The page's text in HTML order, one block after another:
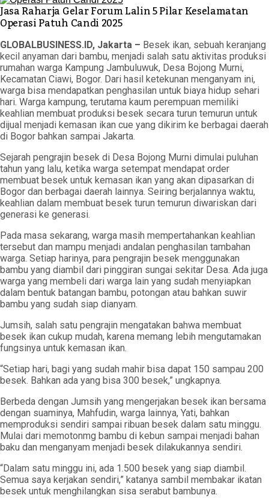
Jasa Raharja Gelar Forum Lalin 5 Pilar Keselamatan
Operasi Patuh Candi 2025
GLOBALBUSINESS.ID, Jakarta – Besek ikan, sebuah keranjang
kecil anyaman dari bambu, menjadi salah satu aktivitas produksi
rumahan warga Kampung Jambuluwuk, Desa Bojong Murni,
Kecamatan Ciawi, Bogor. Dari hasil ketekunan menganyam ini,
warga bisa mendapatkan penghasilan untuk biaya hidup sehari
hari. Warga kampung, terutama kaum perempuan memiliki
keahlian membuat produksi besek secara turun temurun untuk
dijual menjadi kemasan ikan cue yang dikirim ke berbagai daerah
di Bogor bahkan sampai Jakarta.
Sejarah pengrajin besek di Desa Bojong Murni dimulai puluhan
tahun yang lalu, ketika warga setempat mendapat order
membuat besek untuk kemasan ikan yang akan dipasarkan di
Bogor dan berbagai daerah lainnya. Seiring berjalannya waktu,
keahlian dalam membuat besek turun temurun diwariskan dari
generasi ke generasi.
Pada masa sekarang, warga masih mempertahankan keahlian
tersebut dan mampu menjadi andalan penghasilan tambahan
warga. Setiap harinya, para pengrajin besek menggunakan
bambu yang diambil dari pinggiran sungai sekitar Desa. Ada juga
warga yang membeli dari warga lain yang sudah menyiapkan
dalam bentuk batangan bambu, potongan atau bahkan suwir
bambu yang sudah siap dianyam.
Jumsih, salah satu pengrajin mengatakan bahwa membuat
besek ikan cukup mudah, karena memang lebih mengutamakan
fungsinya untuk kemasan ikan.
“Setiap hari, bagi yang sudah mahir bisa dapat 150 sampau 200
besek. Bahkan ada yang bisa 300 besek,” ungkapnya.
Berbeda dengan Jumsih yang mengerjakan besek ikan bersama
dengan suaminya, Mahfudin, warga lainnya, Yati, bahkan
memproduksi sendiri sampai ribuan besek dalam satu minggu.
Mulai dari memotonmg bambu di kebun sampai menjadi bahan
baku dan menganyam menjadi besek dilakukannya sendiri.
“Dalam satu minggu ini, ada 1.500 besek yang siap diambil.
Semua saya kerjakan sendiri,” katanya sambil membakar ikatan
besek untuk menghilangkan sisa serabut bambunya.